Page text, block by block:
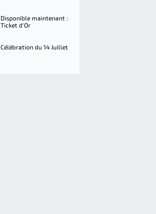
Disponible maintenant :
Ticket d'Or
Célébration du 14 Juillet